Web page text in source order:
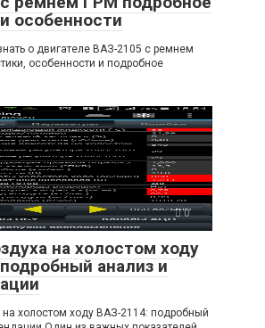
особенности
о двигателе ВАЗ-2105 с ремнем
особенности и подробное
0
на холостом ходу
анализ и
на холостом ходу ВАЗ-2114: подробный